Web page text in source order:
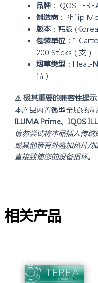
品牌：IQOS
制造商：Philip
版本：韩版
包装单位：1
200 Sticks（支）
烟草类型：Heat-
品）
⚠️ 极其重要的兼容性提示
本产品内置微型金属感应
ILUMA Prime、IQOS
请勿尝试将本品插入传
或其他带有外露加热片/
直接致使您的设备损坏。
相关产品